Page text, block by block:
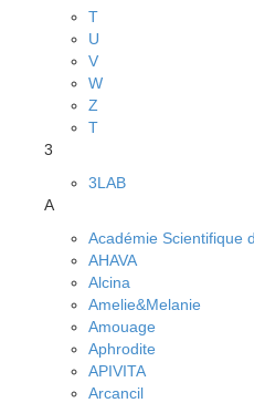
T
U
V
W
Z
Т
3
3LAB
A
Académie Scientifique
AHAVA
Alcina
Amelie&Melanie
Amouage
Aphrodite
APIVITA
Arcancil